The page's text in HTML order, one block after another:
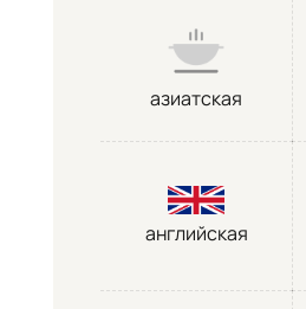
азиатская
английская